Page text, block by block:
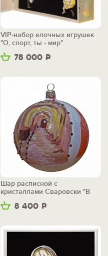
78 000 Р
VIP-набор елочных игрушек
"О, спорт, ты - мир"
8 400 Р
Шар расписной с
кристаллами Сваровски "В
забое"